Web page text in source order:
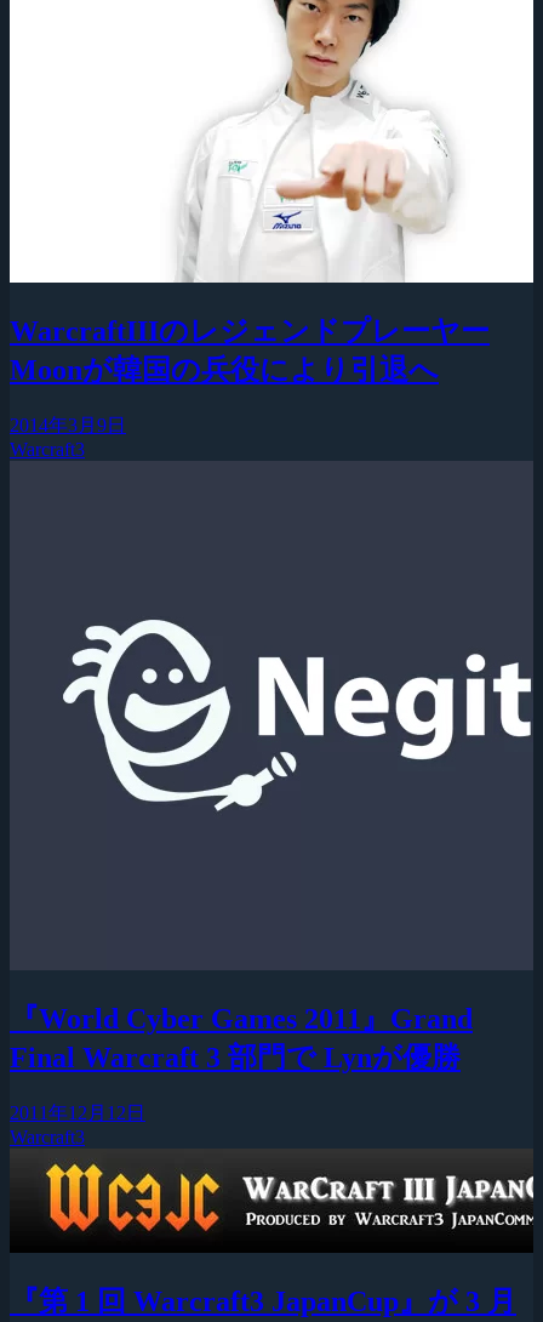
WarcraftIIIのレジェンドプレーヤー
Moonが韓国の兵役により引退へ
2014年3月9日
Warcraft3
『World Cyber Games 2011』Grand
Final Warcraft 3 部門で Lynが優勝
2011年12月12日
Warcraft3
『第 1 回 Warcraft3 JapanCup』が 3 月